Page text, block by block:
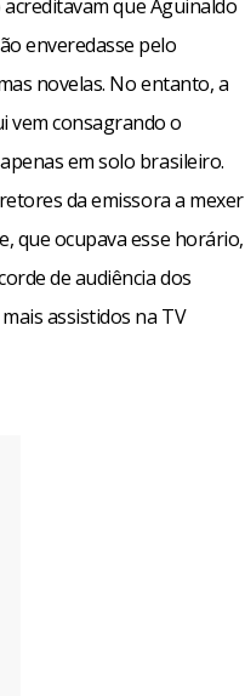
que Aguinaldo
enveredasse pelo
novelas. No entanto, a
vem consagrando o
em solo brasileiro.
da emissora a mexer
que ocupava esse horário,
de audiência dos
assistidos na TV